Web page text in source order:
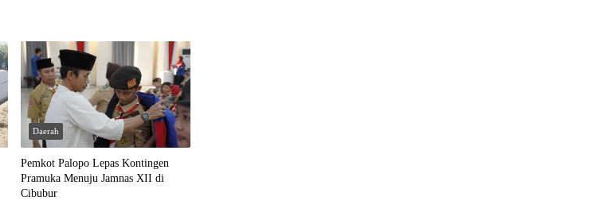
Daerah
Pemkot Palopo Lepas Kontingen
Pramuka Menuju Jamnas XII di
Cibubur